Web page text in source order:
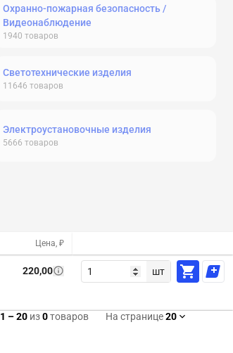
Охранно-пожарная безопасность /
Видеонаблюдение
1940 товаров
Светотехнические изделия
11646 товаров
Электроустановочные изделия
5666 товаров
Цена, ₽
220,00 шт
1 –20 из0товаров На странице20